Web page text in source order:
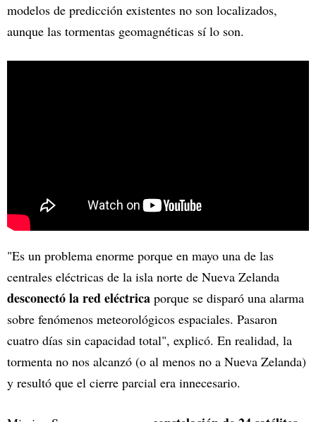
modelos de predicción existentes no son localizados,
aunque las tormentas geomagnéticas sí lo son.
"Es un problema enorme porque en mayo una de las
centrales eléctricas de la isla norte de Nueva Zelanda
desconectó la red eléctrica porque se disparó una alarma
sobre fenómenos meteorológicos espaciales. Pasaron
cuatro días sin capacidad total", explicó. En realidad, la
tormenta no nos alcanzó (o al menos no a Nueva Zelanda)
y resultó que el cierre parcial era innecesario.